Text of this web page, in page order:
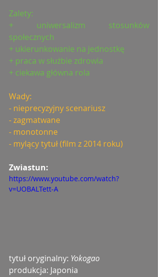
Zalety:
+ uniwersalizm stosunków
społecznych
+ ukierunkowanie na jednostkę
+ praca w służbie zdrowia
+ ciekawa główna rola
Wady:
- nieprecyzyjny scenariusz
- zagmatwane
- monotonne
- mylący tytuł (film z 2014 roku)
Zwiastun:
https://www.youtube.com/watch?
v=UOBALTett-A
tytuł oryginalny: Yokogao
produkcja: Japonia